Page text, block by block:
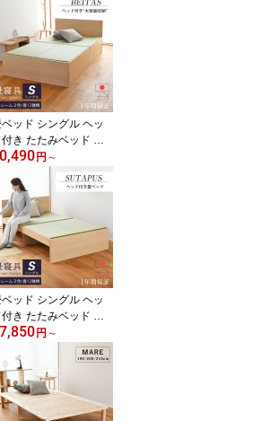
ッド ヘッドレスベッド
容量 畳下収納 木製ベ
ド 国産 和モダン シン
ル おすすめ 1年間保証
ッド シングル ヘッ
付き たたみベッド 収
付きベッド 小上がりベ
】 タタミベッド ベッ
大容量 畳下収納 木製
ド 国産 和モダン シ
ル おすすめ 1年間保
円 ～
ッド シングル ヘッ
付き たたみベッド 小
りベッド 日本製
スタップス】 タタミベ
ド 木製ベッド 国産 お
すめ 1年間保証
円 ～